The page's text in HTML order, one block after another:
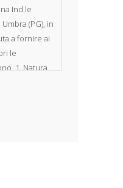
Ind.le
(PG), in
a fornire ai
le
1. Natura
dati